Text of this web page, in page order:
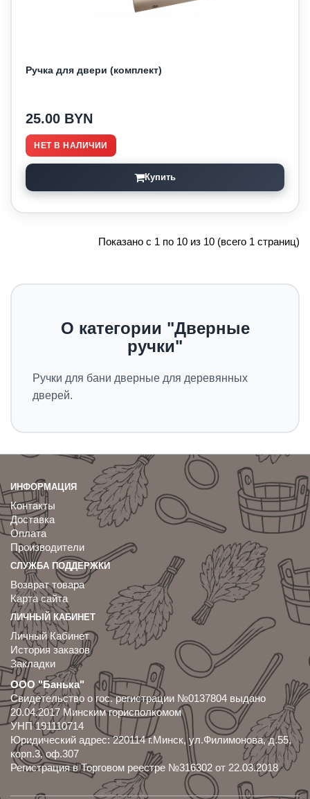
Ручка для двери (комплект)
25.00 BYN
НЕТ В НАЛИЧИИ
Купить
Показано с 1 по 10 из 10 (всего 1 страниц)
О категории "Дверные
ручки"
Ручки для бани дверные для деревянных
дверей.
ИНФОРМАЦИЯ
Контакты
Доставка
Оплата
Производители
СЛУЖБА ПОДДЕРЖКИ
Возврат товара
Карта сайта
ЛИЧНЫЙ КАБИНЕТ
Личный Кабинет
История заказов
Закладки
ООО "Банька"
Свидетельство о гос. регистрации №0137804 выдано
20.04.2017 Минским горисполкомом
УНП 191110714
Юридический адрес: 220114 г.Минск, ул.Филимонова, д.55,
корп.3, оф.307
Регистрация в Торговом реестре №316302 от 22.03.2018